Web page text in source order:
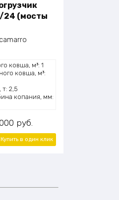
24 (мосты
ковша, м³: 1
ковша, м³:
т: 2,5
копания, мм:
л.с.: 100,6
т: 8,2
руб.
Купить в один клик